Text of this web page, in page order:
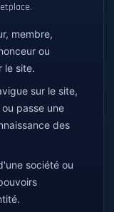
membre,
ou
le site.
sur le site,
passe une
des
société ou